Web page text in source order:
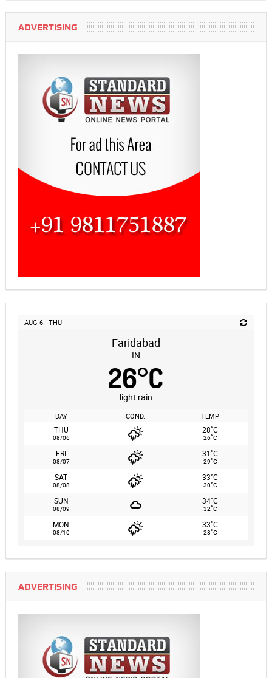
ADVERTISING
AUG 6 - THU
Faridabad
IN
26°C
light rain
DAY COND. TEMP.
THU
08/06
28°C
26°C
FRI
08/07
31°C
29°C
SAT
08/08
33°C
30°C
SUN
08/09
34°C
32°C
MON
08/10
33°C
28°C
ADVERTISING